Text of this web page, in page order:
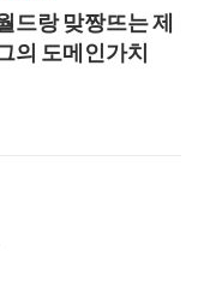
드랑 맞짱뜨는 제
의 도메인가치